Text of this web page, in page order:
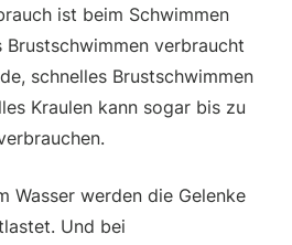
ist beim Schwimmen
verbraucht
schnelles Brustschwimmen
Kraulen kann sogar bis zu
Wasser werden die Gelenke
Und bei